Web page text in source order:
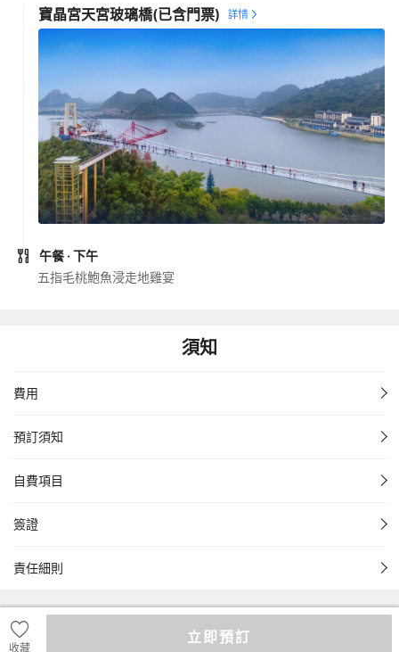
寶晶宮天宮玻璃橋(已含門票)
午餐 · 下午
五指毛桃鮑魚浸走地雞宴
須知
費用
預訂須知
自費項目
簽證
責任細則
收藏
立即預訂